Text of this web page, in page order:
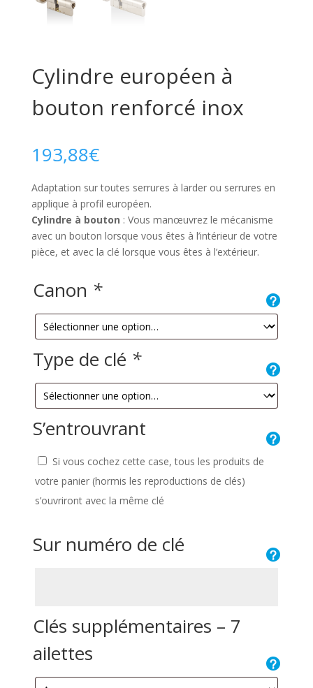
Cylindre européen à
bouton renforcé inox
193,88€
Adaptation sur toutes serrures à larder ou serrures en
applique à profil européen.
Cylindre à bouton : Vous manœuvrez le mécanisme
avec un bouton lorsque vous êtes à l’intérieur de votre
pièce, et avec la clé lorsque vous êtes à l’extérieur.
Canon *
Type de clé *
S’entrouvrant
Si vous cochez cette case, tous les produits de
votre panier (hormis les reproductions de clés)
s’ouvriront avec la même clé
Sur numéro de clé
Clés supplémentaires – 7
ailettes